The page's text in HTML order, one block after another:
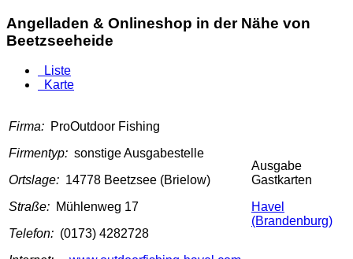
Angelladen & Onlineshop in der Nähe von
Beetzseeheide
Liste
Karte
Firma: ProOutdoor Fishing
Firmentyp: sonstige Ausgabestelle
Ortslage: 14778 Beetzsee (Brielow)
Straße: Mühlenweg 17
Telefon: (0173) 4282728
Ausgabe
Gastkarten
Havel
(Brandenburg)